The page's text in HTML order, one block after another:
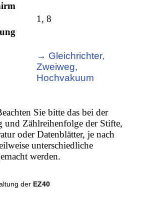
1, 8
→ Gleichrichter,
Zweiweg,
Hochvakuum
Sie bitte das bei der
und Zählreihenfolge der Stifte,
oder Datenblätter, je nach
unterschiedliche
werden.
der EZ40